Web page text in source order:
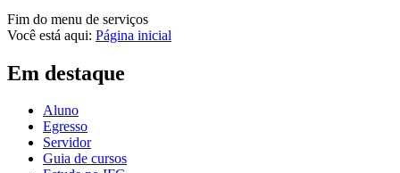
Fim do menu de serviços
Você está aqui: Página inicial
Em destaque
Aluno
Egresso
Servidor
Guia de cursos